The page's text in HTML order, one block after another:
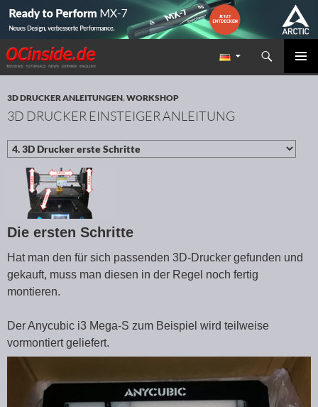
Redaktion ocinside.de PC Hardware Portal
Suchen
ZUM INHALT SPRINGEN
3D DRUCKER ANLEITUNGEN,WORKSHOP
3D DRUCKER EINSTEIGER ANLEITUNG
Die ersten Schritte
Hat man den für sich passenden 3D-Drucker gefunden und
gekauft, muss man diesen in der Regel noch fertig
montieren.
Der Anycubic i3 Mega-S zum Beispiel wird teilweise
vormontiert geliefert.